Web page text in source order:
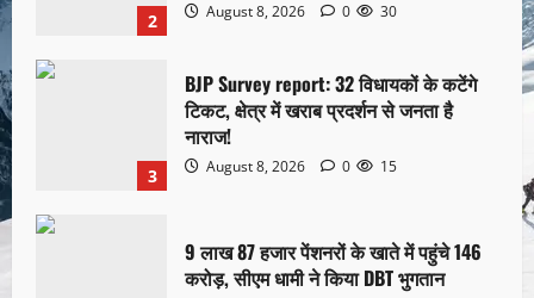
2 August 8, 2026 0 30
3
BJP Survey report: 32 विधायकों के कटेंगे
टिकट, क्षेत्र में खराब प्रदर्शन से जनता है
नाराज!
August 8, 2026 0 15
9 लाख 87 हजार पेंशनरों के खाते में पहुंचे 146
करोड़, सीएम धामी ने किया DBT भुगतान